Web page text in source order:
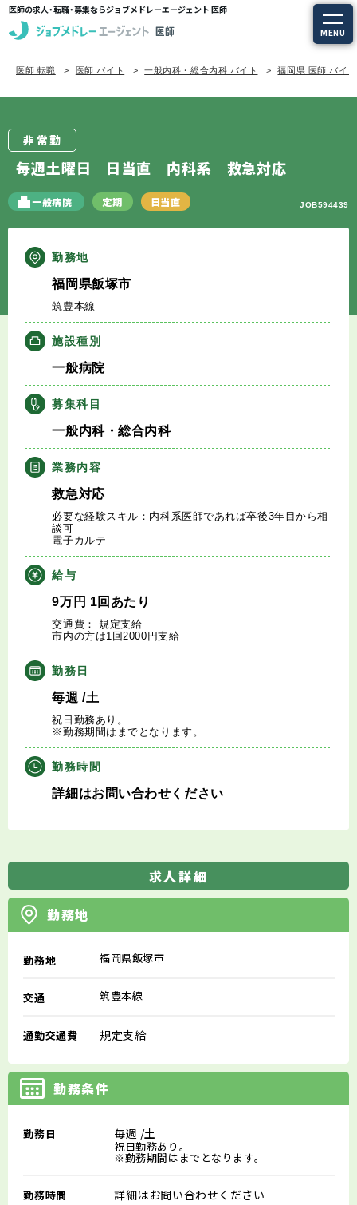
医師の求人・転職・募集ならジョブメドレーエージェント 医師
MENU
求人を探す
定期非常勤の求人
特集から探す
エージェントサービス
エージェントサービスTOP
サービスの流れ
キャリアアドバイザー紹介
医師の求人・転職Q&A
知りたい・聞きたい
転職成功事例
医師の転職マニュアル
データで見る医師の平均年収
医師に役立つ取材記事
大学医局紹介
医師 転職 医師 バイト 一般内科・総合内科 バイト 福岡県 医師 バイト
非常勤
毎週土曜日 日当直 内科系 救急対応
一般病院 定期 日当直 JOB594439
勤務地
福岡県飯塚市
筑豊本線
施設種別
一般病院
募集科目
一般内科・総合内科
業務内容
救急対応
必要な経験スキル：内科系医師であれば卒後3年目から相
談可
電子カルテ
給与
9万円 1回あたり
交通費： 規定支給
市内の方は1回2000円支給
勤務日
毎週 /土
祝日勤務あり。
※勤務期間はまでとなります。
勤務時間
詳細はお問い合わせください
求人詳細
勤務地
勤務地 福岡県飯塚市
交通 筑豊本線
通勤交通費 規定支給
勤務条件
勤務日 毎週 /土
祝日勤務あり。
※勤務期間はまでとなります。
勤務時間 詳細はお問い合わせください